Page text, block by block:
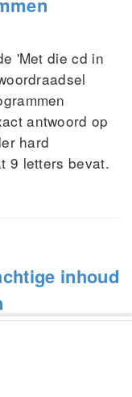
'Met die cd in
antwoord op
hard
9 letters bevat.
inhoud